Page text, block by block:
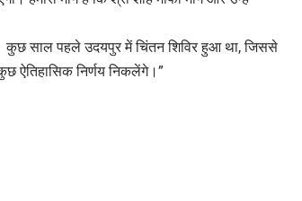
कुछ साल पहले उदयपुर में चिंतन शिविर हुआ था, जिससे
ऐतिहासिक निर्णय निकलेंगे।”